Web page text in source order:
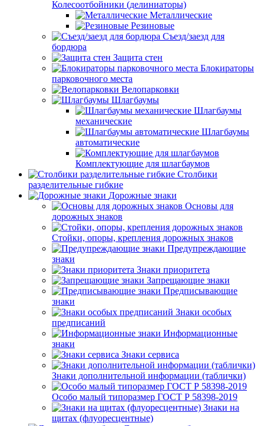
Колесоотбойники (делиниаторы)
Металлические
Резиновые
Съезд/заезд для
бордюра
Защита стен
Блокираторы
парковочного места
Велопарковки
Шлагбаумы
Шлагбаумы
механические
Шлагбаумы
автоматические
Комплектующие для шлагбаумов
Столбики
разделительные гибкие
Дорожные знаки
Основы для
дорожных знаков
Стойки, опоры, крепления дорожных знаков
Предупреждающие
знаки
Знаки приоритета
Запрещающие знаки
Предписывающие
знаки
Знаки особых
предписаний
Информационные
знаки
Знаки сервиса
Знаки дополнительной информации (таблички)
Особо малый типоразмер ГОСТ Р 58398-2019
Знаки на
щитах (флуоресцентные)